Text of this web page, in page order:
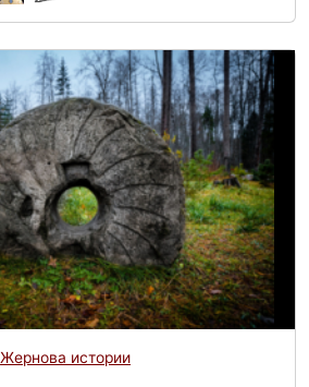
Жернова истории